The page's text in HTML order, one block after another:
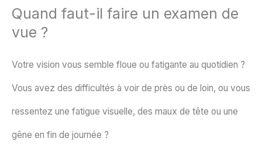
Quand faut-il faire un examen de
vue ?
Votre vision vous semble floue ou fatigante au quotidien ?
Vous avez des difficultés à voir de près ou de loin, ou vous
ressentez une fatigue visuelle, des maux de tête ou une
gêne en fin de journée ?